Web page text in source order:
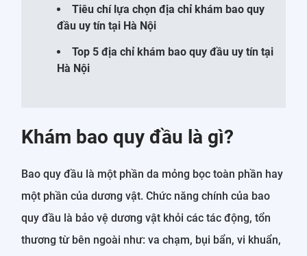
Tiêu chí lựa chọn địa chỉ khám bao quy
đầu uy tín tại Hà Nội
Top 5 địa chỉ khám bao quy đầu uy tín tại
Hà Nội
Khám bao quy đầu là gì?
Bao quy đầu là một phần da mỏng bọc toàn phần hay
một phần của dương vật. Chức năng chính của bao
quy đầu là bảo vệ dương vật khỏi các tác động, tổn
thương từ bên ngoài như: va chạm, bụi bẩn, vi khuẩn,